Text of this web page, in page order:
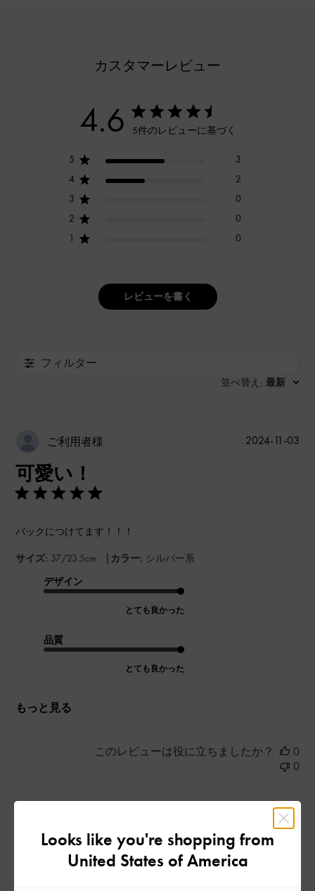
カスタマーレビュー
4.6 5件のレビューに基づく
5
3
4
2
3
0
2
0
1
0
レビューを書く
フィルター
並べ替え : 最新
ご利用者様
可愛い！
バックにつけてます！！！
サイズ: 37/23.5cm | カラー: シルバー系
デザイン
とても良かった
品質
とても良かった
もっと見る
公
2024-11-03
このレビューは役に立ちましたか？
0
0
ひとめぼれ！！！！
2024-11-01
Looks like you're shopping from
United States of America